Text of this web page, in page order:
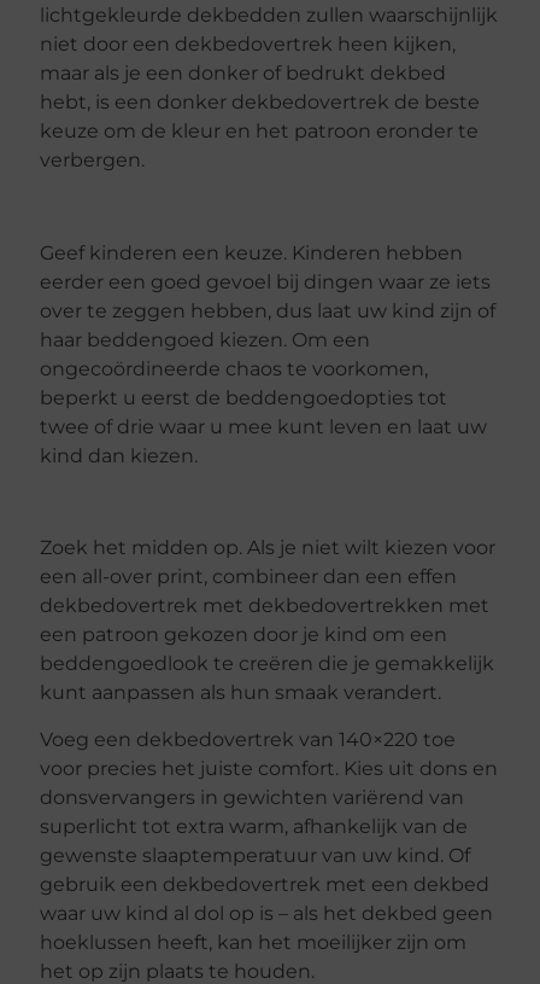
lichtgekleurde dekbedden zullen waarschijnlijk
niet door een dekbedovertrek heen kijken,
maar als je een donker of bedrukt dekbed
hebt, is een donker dekbedovertrek de beste
keuze om de kleur en het patroon eronder te
verbergen.
Geef kinderen een keuze. Kinderen hebben
eerder een goed gevoel bij dingen waar ze iets
over te zeggen hebben, dus laat uw kind zijn of
haar beddengoed kiezen. Om een
ongecoördineerde chaos te voorkomen,
beperkt u eerst de beddengoedopties tot
twee of drie waar u mee kunt leven en laat uw
kind dan kiezen.
Zoek het midden op. Als je niet wilt kiezen voor
een all-over print, combineer dan een effen
dekbedovertrek met dekbedovertrekken met
een patroon gekozen door je kind om een
beddengoedlook te creëren die je gemakkelijk
kunt aanpassen als hun smaak verandert.
Voeg een dekbedovertrek van 140×220 toe
voor precies het juiste comfort. Kies uit dons en
donsvervangers in gewichten variërend van
superlicht tot extra warm, afhankelijk van de
gewenste slaaptemperatuur van uw kind. Of
gebruik een dekbedovertrek met een dekbed
waar uw kind al dol op is – als het dekbed geen
hoeklussen heeft, kan het moeilijker zijn om
het op zijn plaats te houden.